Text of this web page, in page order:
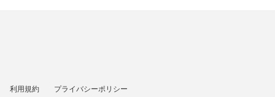
利用規約 プライバシーポリシー